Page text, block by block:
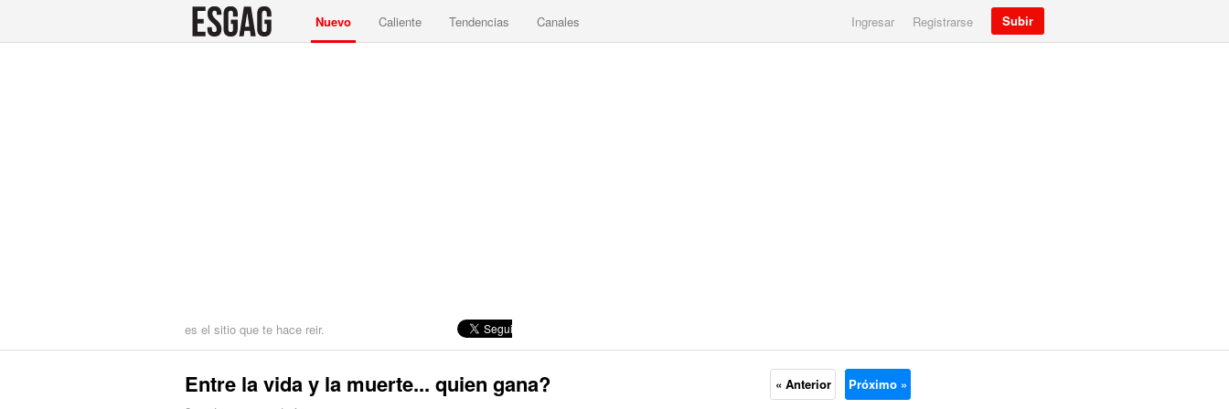
Nuevo Caliente Tendencias Canales Ingresar Registrarse Subir
es el sitio que te hace reir.
Entre la vida y la muerte... quien gana? « Anterior Próximo »